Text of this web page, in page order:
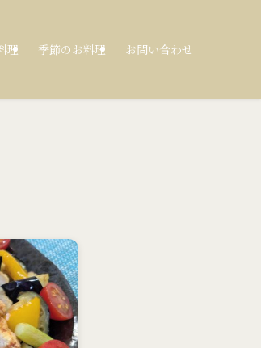
理 季節のお料理 お問い合わせ